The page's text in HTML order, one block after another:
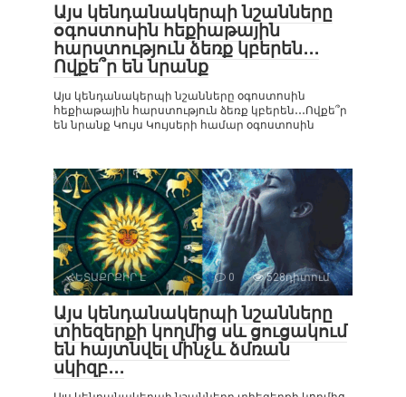
Այս կենդանակերպի նշանները
օգոստոսին հեքիաթային
հարստություն ձեռք կբերեն․․․
Ովքե՞ր են նրանք
Այս կենդանակերպի նշանները օգոստոսին
հեքիաթային հարստություն ձեռք կբերեն․․․Ովքե՞ր
են նրանք Կույս Կույսերի համար օգոստոսին
ՀԵՏԱՔՐՔԻՐ Է 0 528դիտում
Այս կենդանակերպի նշանները
տիեզերքի կողմից սև ցուցակում
են հայտնվել մինչև ձմռան
սկիզբ․․․